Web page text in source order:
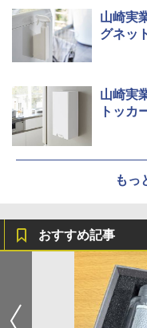
山崎実
グネッ
山崎実
トッカ
もっ
おすすめ記事